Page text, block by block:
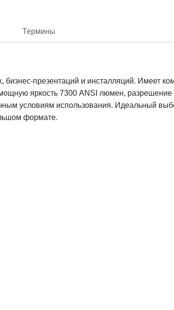
Термины
презентаций и инсталляций. Имеет
яркость 7300 ANSI люмен, разрешение
условиям использования. Идеальный
формате.